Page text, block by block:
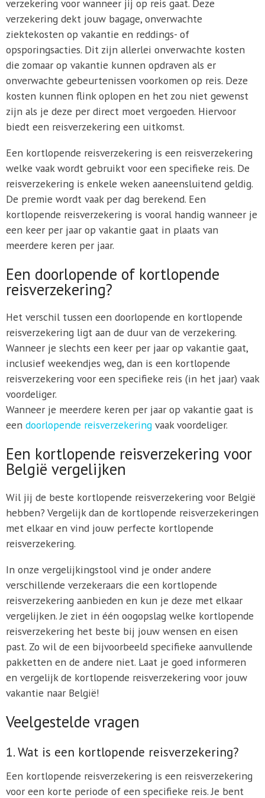
verzekering voor wanneer jij op reis gaat. Deze
verzekering dekt jouw bagage, onverwachte
ziektekosten op vakantie en reddings- of
opsporingsacties. Dit zijn allerlei onverwachte kosten
die zomaar op vakantie kunnen opdraven als er
onverwachte gebeurtenissen voorkomen op reis. Deze
kosten kunnen flink oplopen en het zou niet gewenst
zijn als je deze per direct moet vergoeden. Hiervoor
biedt een reisverzekering een uitkomst.
Een kortlopende reisverzekering is een reisverzekering
welke vaak wordt gebruikt voor een specifieke reis. De
reisverzekering is enkele weken aaneensluitend geldig.
De premie wordt vaak per dag berekend. Een
kortlopende reisverzekering is vooral handig wanneer je
een keer per jaar op vakantie gaat in plaats van
meerdere keren per jaar.
Een doorlopende of kortlopende
reisverzekering?
Het verschil tussen een doorlopende en kortlopende
reisverzekering ligt aan de duur van de verzekering.
Wanneer je slechts een keer per jaar op vakantie gaat,
inclusief weekendjes weg, dan is een kortlopende
reisverzekering voor een specifieke reis (in het jaar) vaak
voordeliger.
Wanneer je meerdere keren per jaar op vakantie gaat is
een doorlopende reisverzekeringvaak voordeliger.
Een kortlopende reisverzekering voor
België vergelijken
Wil jij de beste kortlopende reisverzekering voor België
hebben? Vergelijk dan de kortlopende reisverzekeringen
met elkaar en vind jouw perfecte kortlopende
reisverzekering.
In onze vergelijkingstool vind je onder andere
verschillende verzekeraars die een kortlopende
reisverzekering aanbieden en kun je deze met elkaar
vergelijken. Je ziet in één oogopslag welke kortlopende
reisverzekering het beste bij jouw wensen en eisen
past. Zo wil de een bijvoorbeeld specifieke aanvullende
pakketten en de andere niet. Laat je goed informeren
en vergelijk de kortlopende reisverzekering voor jouw
vakantie naar België!
Veelgestelde vragen
1. Wat is een kortlopende reisverzekering?
Een kortlopende reisverzekering is een reisverzekering
voor een korte periode of een specifieke reis. Je bent